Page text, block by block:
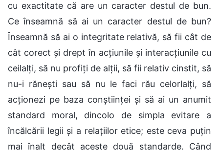
cu exactitate că are un caracter destul de bun.
Ce înseamnă să ai un caracter destul de bun?
Înseamnă să ai o integritate relativă, să fii cât de
cât corect și drept în acțiunile și interacțiunile cu
ceilalți, să nu profiți de alții, să fii relativ cinstit, să
nu-i rănești sau să nu le faci rău celorlalți, să
acționezi pe baza conștiinței și să ai un anumit
standard moral, dincolo de simpla evitare a
încălcării legii și a relațiilor etice; este ceva puțin
mai înalt decât aceste două standarde. Când